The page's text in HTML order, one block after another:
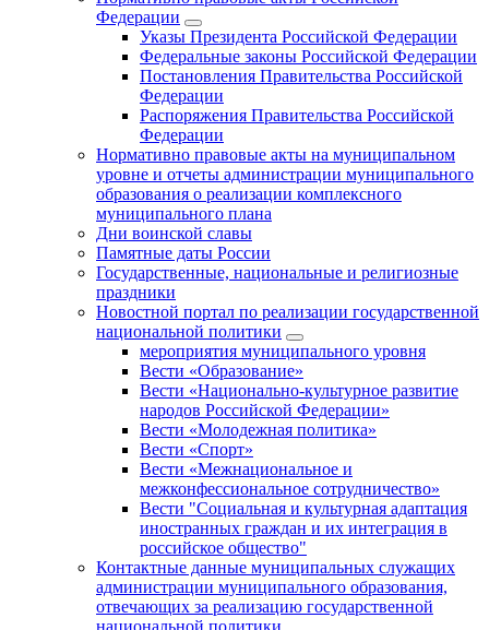
Федерации
Указы Президента Российской Федерации
Федеральные законы Российской Федерации
Постановления Правительства Российской
Федерации
Распоряжения Правительства Российской
Федерации
Нормативно правовые акты на муниципальном
уровне и отчеты администрации муниципального
образования о реализации комплексного
муниципального плана
Дни воинской славы
Памятные даты России
Государственные, национальные и религиозные
праздники
Новостной портал по реализации государственной
национальной политики
мероприятия муниципального уровня
Вести «Образование»
Вести «Национально-культурное развитие
народов Российской Федерации»
Вести «Молодежная политика»
Вести «Спорт»
Вести «Межнациональное и
межконфессиональное сотрудничество»
Вести "Социальная и культурная адаптация
иностранных граждан и их интеграция в
российское общество"
Контактные данные муниципальных служащих
администрации муниципального образования,
отвечающих за реализацию государственной
национальной политики